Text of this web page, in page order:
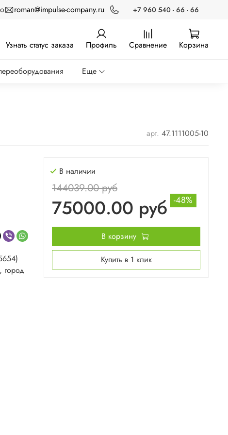
roman@impulse-company.ru +7 960 540 - 66 - 66
Узнать статус заказа Профиль Сравнение Корзина
Еще
арт. 47.1111005-10
город
В наличии
144039.00 руб
75000.00 руб -48%
В корзину
Купить в 1 клик